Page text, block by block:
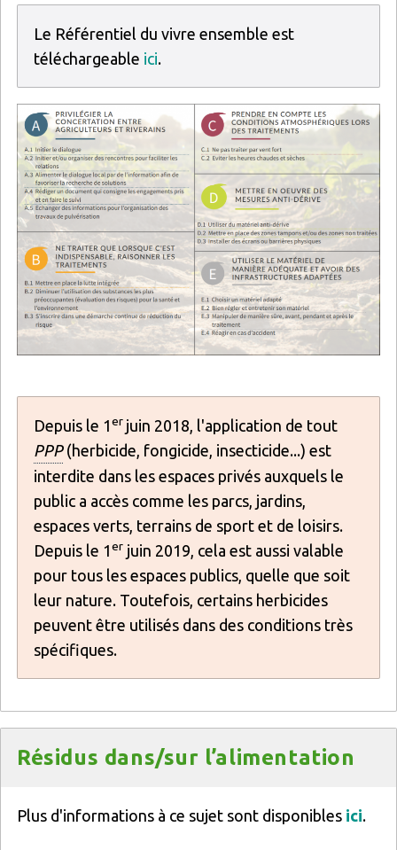
Le Référentiel du vivre ensemble est
téléchargeable ici.
Image
Depuis le 1er juin 2018, l'application de tout
PPP(herbicide, fongicide, insecticide...) est
interdite dans les espaces privés auxquels le
public a accès comme les parcs, jardins,
espaces verts, terrains de sport et de loisirs.
Depuis le 1er juin 2019, cela est aussi valable
pour tous les espaces publics, quelle que soit
leur nature. Toutefois, certains herbicides
peuvent être utilisés dans des conditions très
spécifiques.
Résidus dans/sur l’alimentation
Plus d'informations à ce sujet sont disponibles ici.